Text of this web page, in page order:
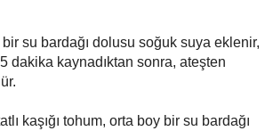
bir su bardağı dolusu soğuk suya eklenir,
dakika kaynadıktan sonra, ateşten
kaşığı tohum, orta boy bir su bardağı